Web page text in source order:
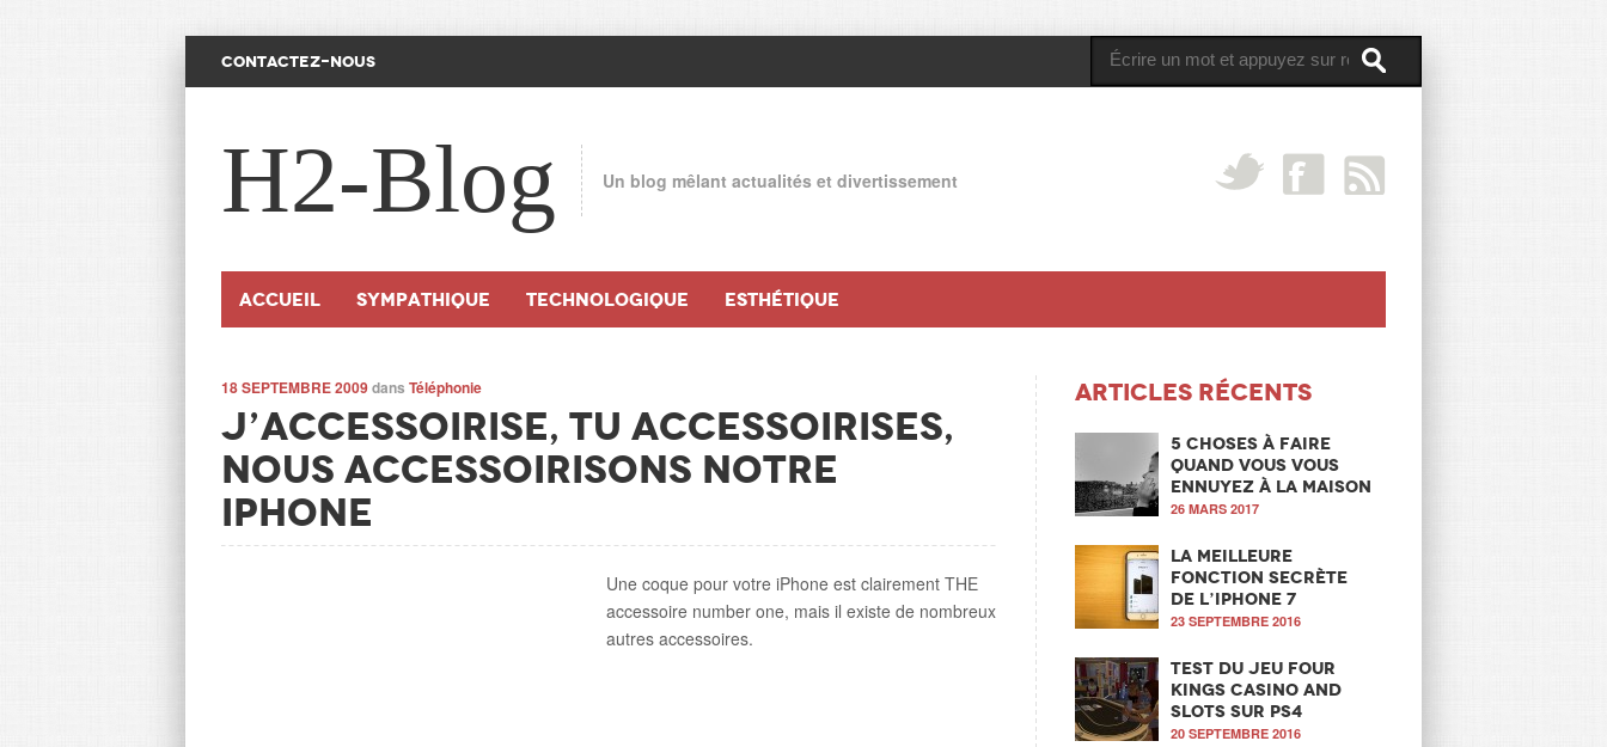
CONTACTEZ-NOUS
H2-Blog Un blog mêlant actualités et divertissement
Accueil SYMPATHIQUE TECHNOLOGIQUE ESTHÉTIQUE
18 SEPTEMBRE 2009dans Téléphonie
J’accessoirise, tu accessoirises,
nous accessoirisons notre
iPhone
Une coque pour votre iPhone est clairement THE
accessoire number one, mais il existe de nombreux
autres accessoires.
Articles récents
5 choses à faire
quand vous vous
ennuyez à la maison
26 MARS 2017
La meilleure
fonction secrète
de l’iPhone 7
23 SEPTEMBRE 2016
Test du jeu Four
Kings Casino and
Slots sur PS4
20 SEPTEMBRE 2016